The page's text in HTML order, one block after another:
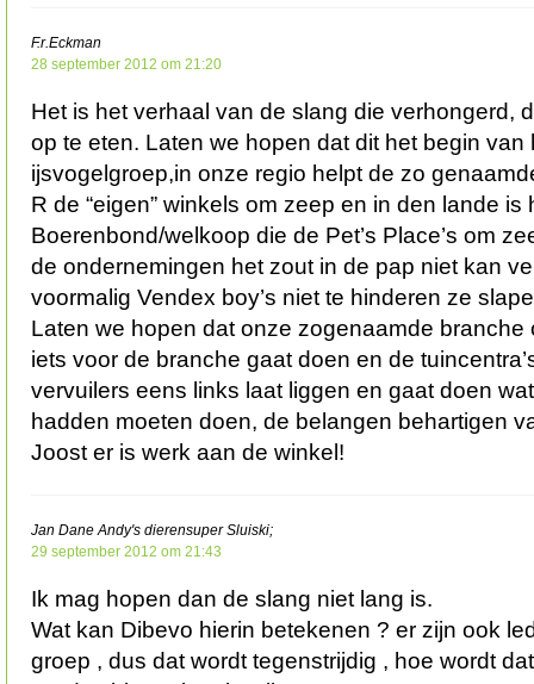
F.r.Eckman
28 september 2012 om 21:20
Het is het verhaal van de slang die verhongerd,
op te eten. Laten we hopen dat dit het begin van
ijsvogelgroep,in onze regio helpt de zo
R de “eigen” winkels om zeep en in den lande is
Boerenbond/welkoop die de Pet’s Place’s om
de ondernemingen het zout in de pap niet kan
voormalig Vendex boy’s niet te hinderen ze
Laten we hopen dat onze zogenaamde branche
iets voor de branche gaat doen en de
vervuilers eens links laat liggen en gaat doen
hadden moeten doen, de belangen behartigen
Joost er is werk aan de winkel!
Jan Dane Andy's dierensuper Sluiski;
29 september 2012 om 21:43
Ik mag hopen dan de slang niet lang is.
Wat kan Dibevo hierin betekenen ? er zijn ook
groep , dus dat wordt tegenstrijdig , hoe wordt